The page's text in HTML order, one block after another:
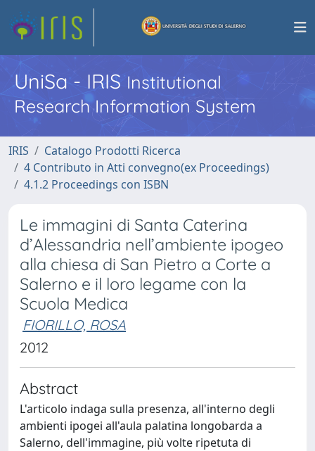
UniSa - IRISInstitutional
Research Information System
IRIS
Catalogo Prodotti Ricerca
4 Contributo in Atti convegno(ex Proceedings)
4.1.2 Proceedings con ISBN
Le immagini di Santa Caterina
d’Alessandria nell’ambiente ipogeo
alla chiesa di San Pietro a Corte a
Salerno e il loro legame con la
Scuola Medica
FIORILLO, ROSA
2012
Abstract
L'articolo indaga sulla presenza, all'interno degli
ambienti ipogei all'aula palatina longobarda a
Salerno, dell'immagine, più volte ripetuta di